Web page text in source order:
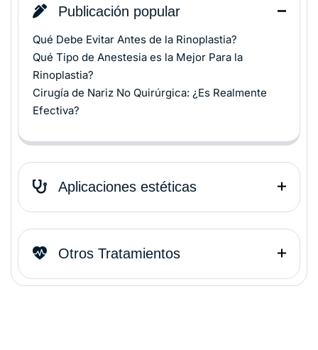
Publicación popular
Qué Debe Evitar Antes de la Rinoplastia?
Qué Tipo de Anestesia es la Mejor Para la
Rinoplastia?
Cirugía de Nariz No Quirúrgica: ¿Es Realmente
Efectiva?
Aplicaciones estéticas
Otros Tratamientos